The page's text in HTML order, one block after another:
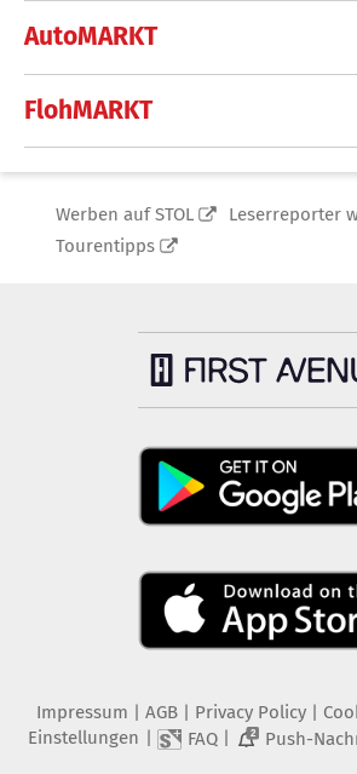
AutoMARKT
FlohMARKT
Werben auf STOL
Leserreporter
Tourentipps
Impressum AGB Privacy Policy|
Einstellungen
FAQ| 2 Push-